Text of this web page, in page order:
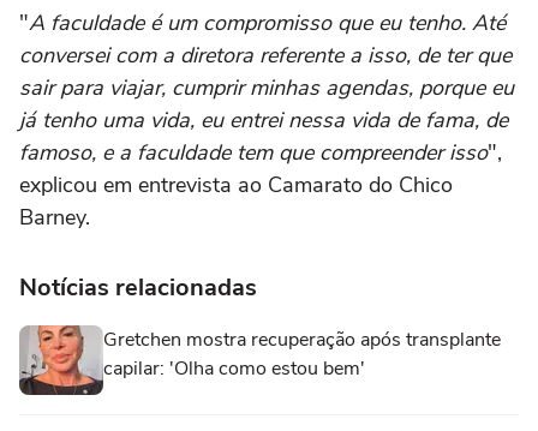
"A faculdade é um compromisso que eu tenho. Até
conversei com a diretora referente a isso, de ter que
sair para viajar, cumprir minhas agendas, porque eu
já tenho uma vida, eu entrei nessa vida de fama, de
famoso, e a faculdade tem que compreender isso",
explicou em entrevista ao Camarato do Chico
Barney.
Notícias relacionadas
Gretchen mostra recuperação após transplante
capilar: 'Olha como estou bem'